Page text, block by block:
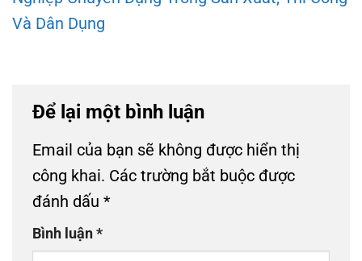
Và Dân Dụng
Để lại một bình luận
Email của bạn sẽ không được hiển thị
công khai. Các trường bắt buộc được
đánh dấu *
Bình luận*